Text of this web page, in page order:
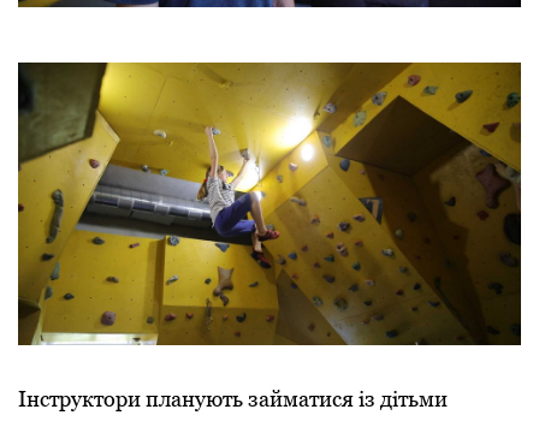
Інструктори планують займатися із дітьми